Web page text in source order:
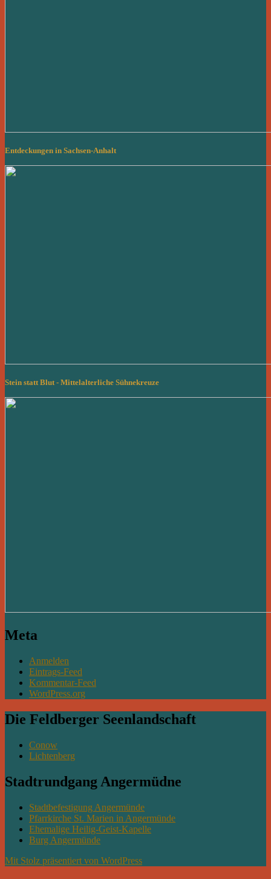
Entdeckungen in Sachsen-Anhalt
Stein statt Blut - Mittelalterliche Sühnekreuze
Meta
Anmelden
Eintrags-Feed
Kommentar-Feed
WordPress.org
Die Feldberger Seenlandschaft
Conow
Lichtenberg
Stadtrundgang Angermüdne
Stadtbefestigung Angermünde
Pfarrkirche St. Marien in Angermünde
Ehemalige Heilig-Geist-Kapelle
Burg Angermünde
Mit Stolz präsentiert von WordPress